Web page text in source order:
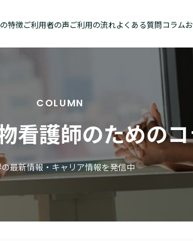
特徴ご利用者の声ご利用の流れよくある質問コラム
COLUMN
看護師のための
最新情報・キャリア情報を発信中